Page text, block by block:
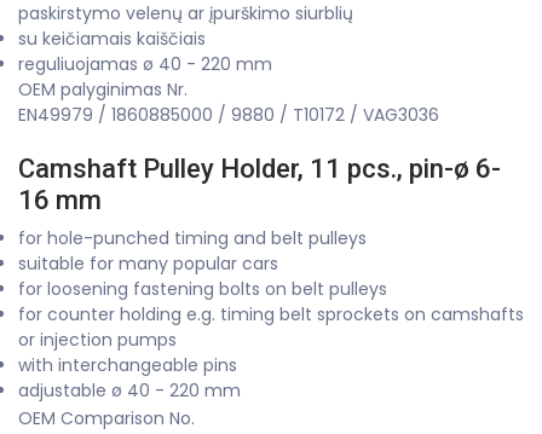
paskirstymo velenų ar įpurškimo siurblių
su keičiamais kaiščiais
reguliuojamas ø 40 - 220 mm
OEM palyginimas Nr.
EN49979 / 1860885000 / 9880 / T10172 / VAG3036
Camshaft Pulley Holder, 11 pcs., pin-ø 6-
16 mm
for hole-punched timing and belt pulleys
suitable for many popular cars
for loosening fastening bolts on belt pulleys
for counter holding e.g. timing belt sprockets on camshafts
or injection pumps
with interchangeable pins
adjustable ø 40 - 220 mm
OEM Comparison No.